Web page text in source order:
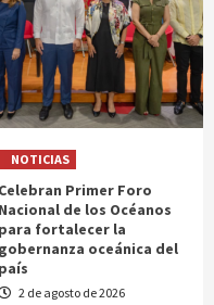
NOTICIAS
Celebran Primer Foro
Nacional de los Océanos
para fortalecer la
gobernanza oceánica del
país
2 de agosto de 2026